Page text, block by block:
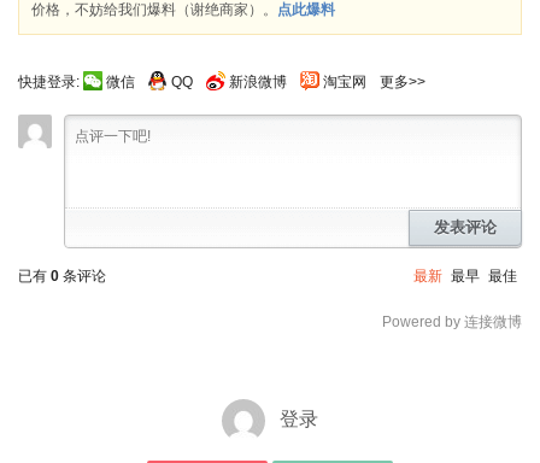
价格，不妨给我们爆料（谢绝商家）。 点此爆料
快捷登录: 微信 QQ 新浪微博 淘宝网 更多>>
发表评论
已有 0 条评论 最新 最早 最佳
Powered by 连接微博
登录